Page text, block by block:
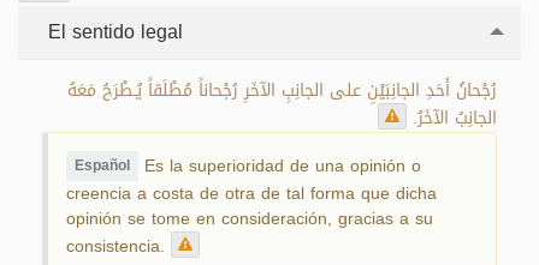
El sentido legal
رُجْحانُ أَحَدِ الجانِبَيْنِ على الجانِبِ الآخَرِ رُجْحاناً مُطْلَقاً يُـطْرَحُ مَعَهُ
الجانِبُ الآخَرُ.
Español Es la superioridad de una opinión o
creencia a costa de otra de tal forma que dicha
opinión se tome en consideración, gracias a su
consistencia.